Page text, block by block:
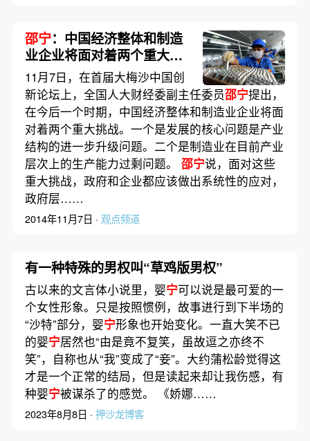
邵宁：中国经济整体和制造
业企业将面对着两个重大挑
战
11月7日，在首届大梅沙中国创
新论坛上，全国人大财经委副主任委员邵宁提出，
在今后一个时期，中国经济整体和制造业企业将面
对着两个重大挑战。一个是发展的核心问题是产业
结构的进一步升级问题。二个是制造业在目前产业
层次上的生产能力过剩问题。 邵宁说，面对这些
重大挑战，政府和企业都应该做出系统性的应对，
政府层……
2014年11月7日 · 观点频道
有一种特殊的男权叫“草鸡版男权”
古以来的文言体小说里，婴宁可以说是最可爱的一
个女性形象。只是按照惯例，故事进行到下半场的
“沙特”部分，婴宁形象也开始变化。一直大笑不已
的婴宁居然也“由是竟不复笑，虽故逗之亦终不
笑”，自称也从“我”变成了“妾”。大约蒲松龄觉得这
才是一个正常的结局，但是读起来却让我伤感，有
种婴宁被谋杀了的感觉。 《娇娜……
2023年8月8日 · 押沙龙博客